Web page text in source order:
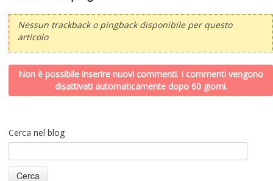
Nessun trackback o pingback disponibile per questo
articolo
Non è possibile inserire nuovi commenti. I commenti vengono
disattivati automaticamente dopo 60 giorni.
Cerca nel blog